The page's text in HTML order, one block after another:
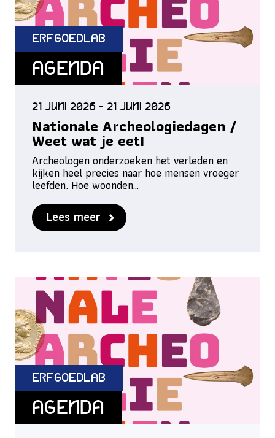
ErfgoedLab
Agenda
21 juni 2026 - 21 juni 2026
Nationale Archeologiedagen /
Weet wat je eet!
Archeologen onderzoeken het verleden en
kijken heel precies naar hoe mensen vroeger
leefden. Hoe woonden…
Lees meer
ErfgoedLab
Agenda